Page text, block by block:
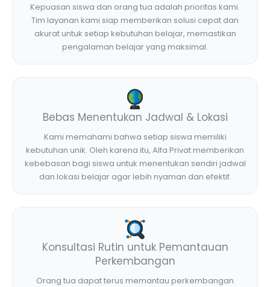
Kepuasan siswa dan orang tua adalah prioritas kami.
Tim layanan kami siap memberikan solusi cepat dan
akurat untuk setiap kebutuhan belajar, memastikan
pengalaman belajar yang maksimal.
Bebas Menentukan Jadwal & Lokasi
Kami memahami bahwa setiap siswa memiliki
kebutuhan unik. Oleh karena itu, Alfa Privat memberikan
kebebasan bagi siswa untuk menentukan sendiri jadwal
dan lokasi belajar agar lebih nyaman dan efektif.
Konsultasi Rutin untuk Pemantauan
Perkembangan
Orang tua dapat terus memantau perkembangan